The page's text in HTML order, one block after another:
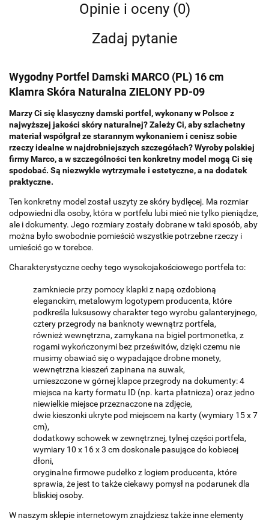
Opinie i oceny (0)
Zadaj pytanie
Wygodny Portfel Damski MARCO (PL) 16 cm
Klamra Skóra Naturalna ZIELONY PD-09
Marzy Ci się klasyczny damski portfel, wykonany w Polsce z
najwyższej jakości skóry naturalnej? Zależy Ci, aby szlachetny
materiał współgrał ze starannym wykonaniem i cenisz sobie
rzeczy idealne w najdrobniejszych szczegółach? Wyroby polskiej
firmy Marco, a w szczególności ten konkretny model mogą Ci się
spodobać. Są niezwykle wytrzymałe i estetyczne, a na dodatek
praktyczne.
Ten konkretny model został uszyty ze skóry bydlęcej. Ma rozmiar
odpowiedni dla osoby, która w portfelu lubi mieć nie tylko pieniądze,
ale i dokumenty. Jego rozmiary zostały dobrane w taki sposób, aby
można było swobodnie pomieścić wszystkie potrzebne rzeczy i
umieścić go w torebce.
Charakterystyczne cechy tego wysokojakościowego portfela to:
zamkniecie przy pomocy klapki z napą ozdobioną
eleganckim, metalowym logotypem producenta, które
podkreśla luksusowy charakter tego wyrobu galanteryjnego,
cztery przegrody na banknoty wewnątrz portfela,
również wewnętrzna, zamykana na bigiel portmonetka, z
rogami wykończonymi bez prześwitów, dzięki czemu nie
musimy obawiać się o wypadające drobne monety,
wewnętrzna kieszeń zapinana na suwak,
umieszczone w górnej klapce przegrody na dokumenty: 4
miejsca na karty formatu ID (np. karta płatnicza) oraz jedno
niewielkie miejsce przeznaczone na zdjęcie,
dwie kieszonki ukryte pod miejscem na karty (wymiary 15 x 7
cm),
dodatkowy schowek w zewnętrznej, tylnej części portfela,
wymiary 10 x 16 x 3 cm doskonale pasujące do kobiecej
dłoni,
oryginalne firmowe pudełko z logiem producenta, które
sprawia, że jest to także ciekawy pomysł na podarunek dla
bliskiej osoby.
W naszym sklepie internetowym znajdziesz także inne elementy